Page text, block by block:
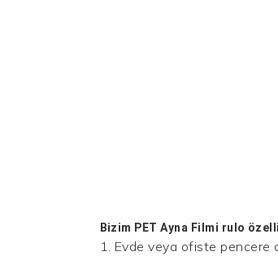
Bizim PET Ayna Filmi rulo
1. Evde veya ofiste pencere